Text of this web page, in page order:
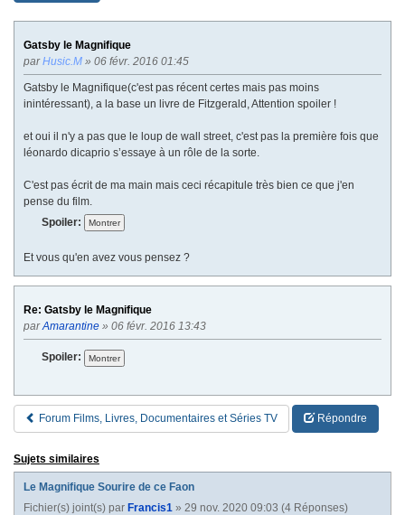
Gatsby le Magnifique
parHusic.M » 06 févr. 2016 01:45
Gatsby le Magnifique(c'est pas récent certes mais pas moins
inintéressant), a la base un livre de Fitzgerald, Attention spoiler !
et oui il n'y a pas que le loup de wall street, c'est pas la première fois que
léonardo dicaprio s’essaye à un rôle de la sorte.
C'est pas écrit de ma main mais ceci récapitule très bien ce que j'en
pense du film.
Spoiler:
Et vous qu'en avez vous pensez ?
Re: Gatsby le Magnifique
parAmarantine » 06 févr. 2016 13:43
Spoiler:
Forum Films, Livres, Documentaires et Séries TV Répondre
Sujets similaires
Le Magnifique Sourire de ce Faon
Fichier(s) joint(s) par Francis1 » 29 nov. 2020 09:03 (4 Réponses)